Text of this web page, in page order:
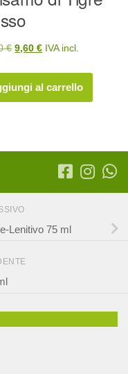
€ Il
originale
era:
9,60€Il
attuale
è:
IVA incl.
al carrello
Lenitivo 75 ml